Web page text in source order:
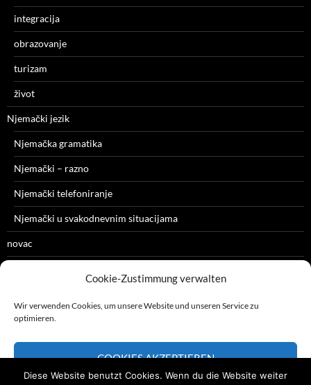
Cookie-Zustimmung verwalten
Wir verwenden Cookies, um unsere Website und unseren Service zu
optimieren.
COOKIES AKZEPTIEREN
integracija
obrazovanje
turizam
život
Njemački jezik
Njemačka gramatika
Njemački – razno
Njemački telefoniranje
Njemački u svakodnevnim situacijama
novac
glavna strana
Diese Website benutzt Cookies. Wenn du die Website weiter